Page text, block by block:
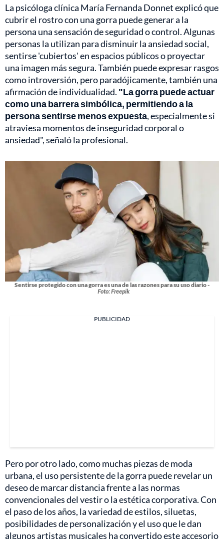
La psicóloga clínica María Fernanda Donnet explicó que
cubrir el rostro con una gorra puede generar a la
persona una sensación de seguridad o control. Algunas
personas la utilizan para disminuir la ansiedad social,
sentirse 'cubiertos' en espacios públicos o proyectar
una imagen más segura. También puede expresar rasgos
como introversión, pero paradójicamente, también una
afirmación de individualidad. "La gorra puede actuar
como una barrera simbólica, permitiendo a la
persona sentirse menos expuesta, especialmente si
atraviesa momentos de inseguridad corporal o
ansiedad", señaló la profesional.
Sentirse protegido con una gorra es una de las razones para su uso diario -
Foto: Freepik
PUBLICIDAD
Pero por otro lado, como muchas piezas de moda
urbana, el uso persistente de la gorra puede revelar un
deseo de marcar distancia frente a las normas
convencionales del vestir o la estética corporativa. Con
el paso de los años, la variedad de estilos, siluetas,
posibilidades de personalización y el uso que le dan
algunos artistas musicales ha convertido este accesorio